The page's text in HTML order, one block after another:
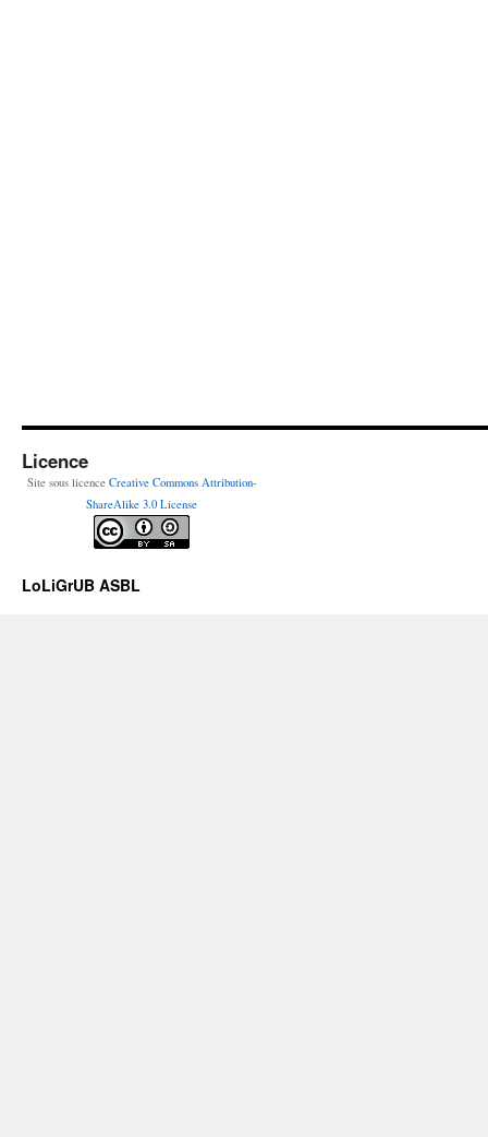
Licence
Site sous licence Creative Commons Attribution-
ShareAlike 3.0 License
LoLiGrUB ASBL